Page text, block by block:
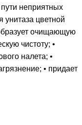
неприятных
унитаза цветной
очищающую
чистоту; •
налета; •
• придает